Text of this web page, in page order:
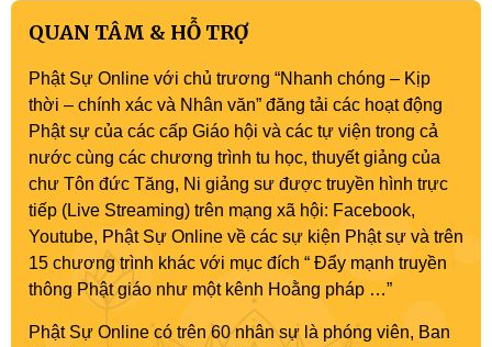
QUAN TÂM & HỖ TRỢ
Phật Sự Online với chủ trương “Nhanh chóng – Kịp
thời – chính xác và Nhân văn” đăng tải các hoạt động
Phật sự của các cấp Giáo hội và các tự viện trong cả
nước cùng các chương trình tu học, thuyết giảng của
chư Tôn đức Tăng, Ni giảng sư được truyền hình trực
tiếp (Live Streaming) trên mạng xã hội: Facebook,
Youtube, Phật Sự Online về các sự kiện Phật sự và trên
15 chương trình khác với mục đích “ Đẩy mạnh truyền
thông Phật giáo như một kênh Hoằng pháp …”
Phật Sự Online có trên 60 nhân sự là phóng viên, Ban